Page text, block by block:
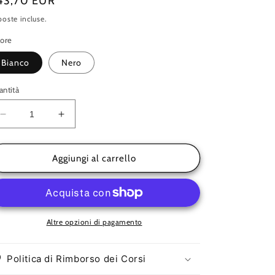
incluse.
Bianco Nero
Diminuisci
quantità
per
allungabile
e
Aumenta
quantità
per
Gamba
allungabile
tavoli
e
mobili
Aggiungi al carrello
Altre opzioni di pagamento
Politica di Rimborso dei Corsi